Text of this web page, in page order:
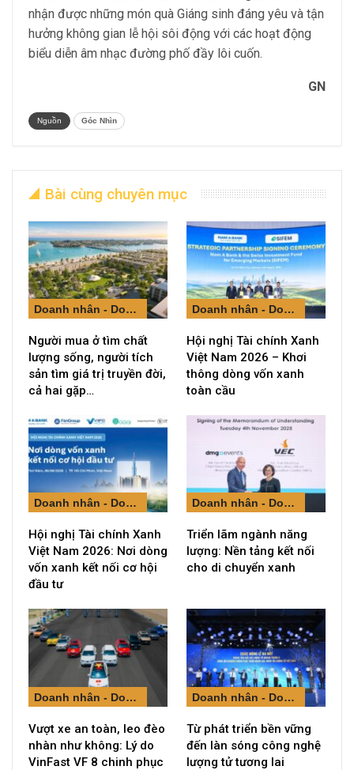
nhận được những món quà Giáng sinh đáng yêu và tận
hưởng không gian lễ hội sôi động với các hoạt động
biểu diễn âm nhạc đường phố đầy lôi cuốn.
GN
Nguồn Góc Nhìn
Bài cùng chuyên mục
Doanh nhân - Doanh nghiệp
Người mua ở tìm chất
lượng sống, người tích
sản tìm giá trị truyền đời,
cả hai gặp…
Doanh nhân - Doanh nghiệp
Hội nghị Tài chính Xanh
Việt Nam 2026 – Khơi
thông dòng vốn xanh
toàn cầu
Doanh nhân - Doanh nghiệp
Hội nghị Tài chính Xanh
Việt Nam 2026: Nơi dòng
vốn xanh kết nối cơ hội
đầu tư
Doanh nhân - Doanh nghiệp
Triển lãm ngành năng
lượng: Nền tảng kết nối
cho di chuyển xanh
Doanh nhân - Doanh nghiệp
Vượt xe an toàn, leo đèo
nhàn như không: Lý do
VinFast VF 8 chinh phục
Doanh nhân - Doanh nghiệp
Từ phát triển bền vững
đến làn sóng công nghệ
lượng tử tương lai